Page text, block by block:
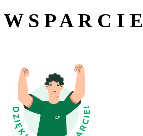
W S P A R C I E